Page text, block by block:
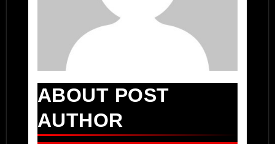
ABOUT POST
AUTHOR